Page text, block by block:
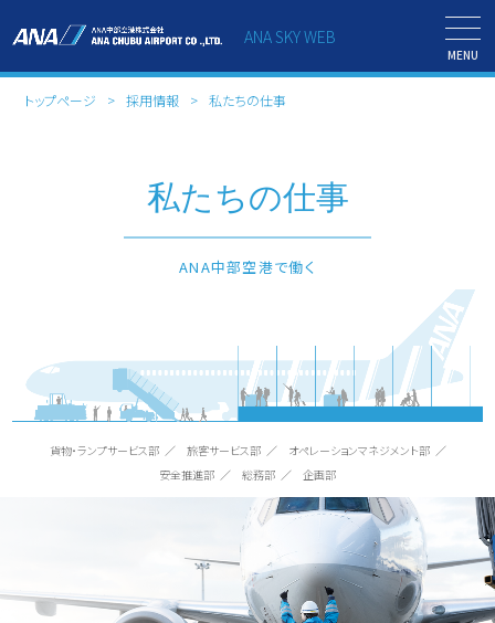
ANA SKY WEB
MENU
トップページ 採用情報 私たちの仕事
私たちの仕事
ANA中部空港で働く
貨物・ランプサービス部 旅客サービス部
オペレーションマネジメント部
安全推進部
総務部 企画部